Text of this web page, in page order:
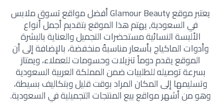
يعتبر موقع Glamour Beauty أفضل مواقع تسوق ملابس
في السعودية, يهتم هذا الموقع بتقديم أجمل أنواع
الألبسة النسائية مستحضرات التجميل والعناية بالبشرة
وأدوات الماكياج بأسعار مناسبةً منخفضة، بالإضافة إلى أن
الموقع يقدم دوماً تنزيلات وحسومات للعملاء، ويمتاز
بسرعة توصيله للطلبيات ضمن المملكة العربية السعودية
وتسليمها إلى المكان المراد بوقت قليل وبتكاليف بسيطة،
وهو من أشهر مواقع بيع المنتجات التجميلية في السعودية.